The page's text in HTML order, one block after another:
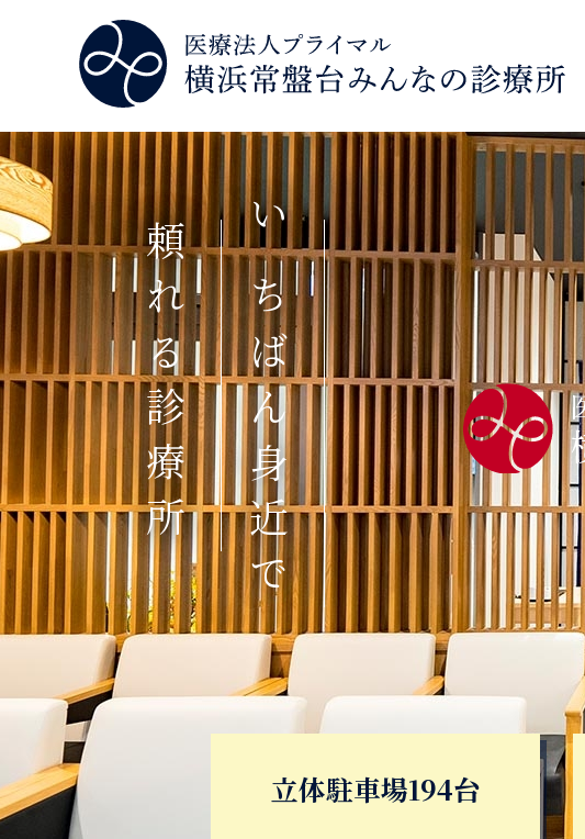
いちばん身近で
頼れる診療所
立体駐車場194台